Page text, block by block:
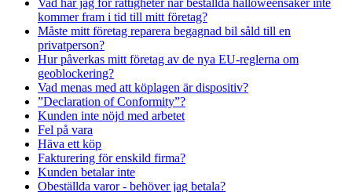
Vad har jag för rättigheter när beställda halloweensaker inte
kommer fram i tid till mitt företag?
Måste mitt företag reparera begagnad bil såld till en
privatperson?
Hur påverkas mitt företag av de nya EU-reglerna om
geoblockering?
Vad menas med att köplagen är dispositiv?
”Declaration of Conformity”?
Kunden inte nöjd med arbetet
Fel på vara
Häva ett köp
Fakturering för enskild firma?
Kunden betalar inte
Obeställda varor - behöver jag betala?